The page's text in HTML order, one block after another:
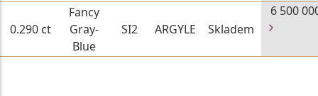
0.290 ct
Fancy
Gray-
Blue
SI2 ARGYLE Skladem
6 500